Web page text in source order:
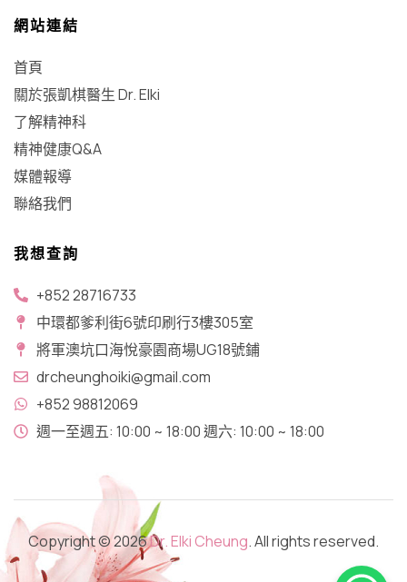
網站連結
首頁
關於張凱棋醫生 Dr. Elki
了解精神科
精神健康Q&A
媒體報導
聯絡我們
我想查詢
+852 28716733
中環都爹利街6號印刷行3樓305室
將軍澳坑口​海悅豪園商場UG18號鋪
drcheunghoiki@gmail.com
+852 98812069
週一至週五: 10:00 ~ 18:00 週六: 10:00 ~ 18:00
Copyright © 2026Dr. Elki Cheung. All rights reserved.